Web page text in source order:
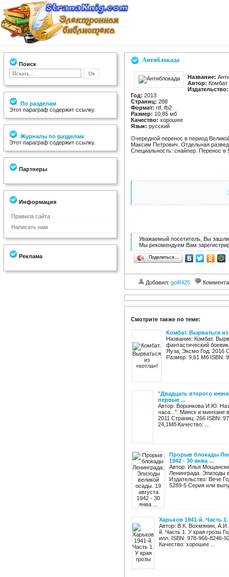
Поиск
По разделам
Этот параграф содержит ссылку.
Журналы по разделам
Этот параграф содержит ссылку.
Партнеры
Информация
Правила сайта
Написать нам
Реклама
Антиблокада
Название:
Автор: Комбат
Издательство:
Год: 2013
Страниц: 288
Формат: rtf, fb2
Размер: 10,85 мб
Качество: хорошее
Язык: русский
Очередной перенос в период
Максим Петрович. Отдельная
Специальность: снайпер. Перенос в
Уважаемый посетитель, Вы зашли
Мы рекомендуем Вам
Поделиться…
Добавил: gol8425
Смотрите также по теме:
Комбат. Вырваться из
Название: Комбат.
фантастический
Яуза, Эксмо Год: 2016
Размер: 9,61 Мб ISBN:
"Двадцать второго
первые ...
Автор: Воронкова И.Ю.
часа...". Минск и минчане
2011 Страниц: 266 ISBN:
24,1Мб Качество: ...
Прорыв блокады
1942 - 30 янва ...
Автор: Илья
Ленинграда. Эпизоды
Издательство: Вече
5289-5 Серия или
Харьков 1941-й. Часть
Автор: В.К. Вохмянин, А.И.
й. Часть 1. У края грозы
илл. ISBN: 978-966-8246-
Качество: хорошее ...